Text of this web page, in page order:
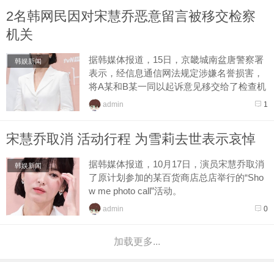
2名韩网民因对宋慧乔恶意留言被移交检察
机关
韩娱新闻
据韩媒体报道，15日，京畿城南盆唐警察署
表示，经信息通信网法规定涉嫌名誉损害，
将A某和B某一同以起诉意见移交给了检查机
关。今年6月A某在自己博客上上传了有关宋
慧乔和宋仲基[微...
1
admin
宋慧乔取消 活动行程 为雪莉去世表示哀悼
韩娱新闻
据韩媒体报道，10月17日，演员宋慧乔取消
了原计划参加的某百货商店总店举行的“Sho
w me photo call”活动。
主办方表示：“由于演艺界突如其来的噩
耗，预计17日的拍照活动将取...
0
admin
加载更多...